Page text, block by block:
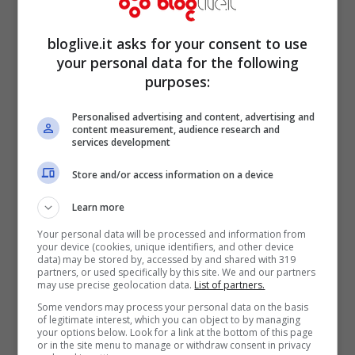
, remake horror del cult di Sam
scorso weekend), seguito da Hansel &
Gretel – Cacciatori di streghe
euro), e dalla commedia di Sergio Rubini,
Mi rifaccio vivo(287mila euro).
bloglive.it asks for your consent to use
your personal data for the following
purposes:
Personalised advertising and content, advertising and
content measurement, audience research and
services development
Store and/or access information on a device
Learn more
Your personal data will be processed and information from
your device (cookies, unique identifiers, and other device
data) may be stored by, accessed by and shared with 319
partners, or used specifically by this site. We and our partners
may use precise geolocation data. List of partners.
Some vendors may process your personal data on the basis
of legitimate interest, which you can object to by managing
your options below. Look for a link at the bottom of this page
or in the site menu to manage or withdraw consent in privacy